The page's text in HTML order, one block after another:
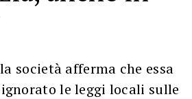
società afferma che essa
le leggi locali sulle